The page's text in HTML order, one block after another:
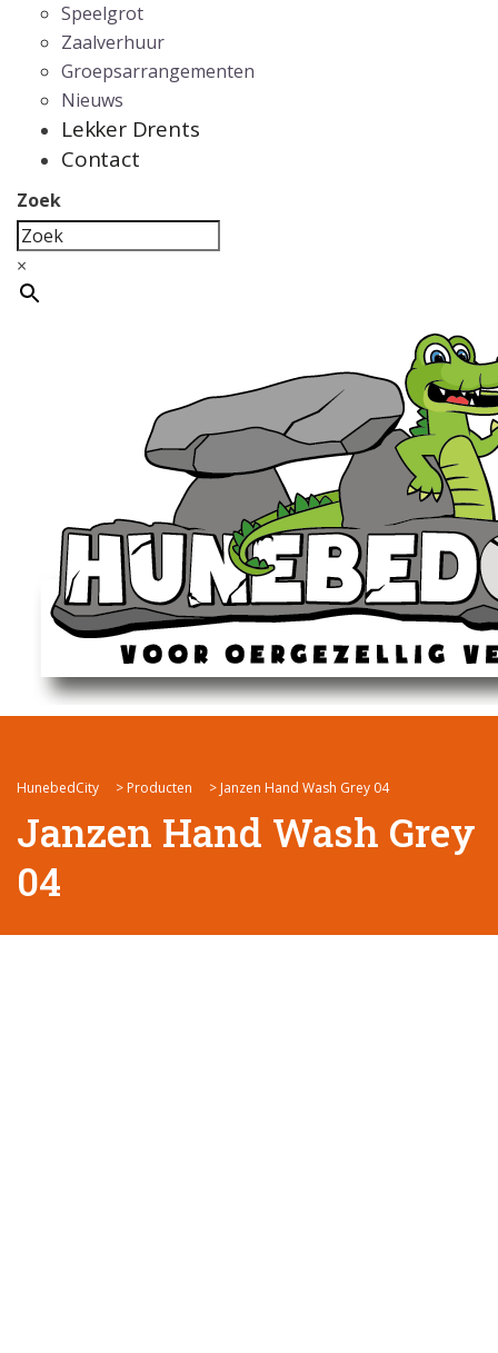
Speelgrot
Zaalverhuur
Groepsarrangementen
Nieuws
Lekker Drents
Contact
Zoek
×
HunebedCity > Producten > Janzen Hand Wash Grey 04
Janzen Hand Wash Grey
04